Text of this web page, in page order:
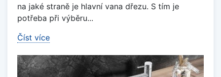
na jaké straně je hlavní vana dřezu. S tím je
potřeba při výběru...
Číst více